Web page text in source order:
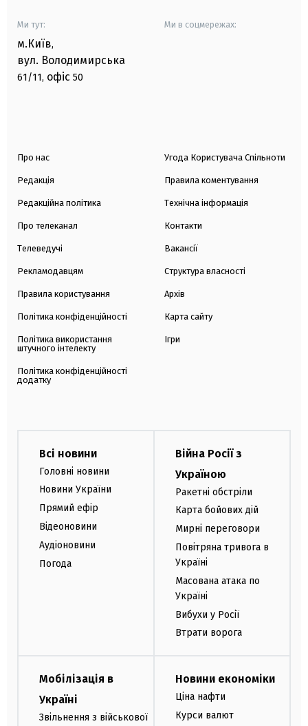
Ми тут:
м.Київ,
вул. Володимирська
61/11, офіс 50
Ми в соцмережах:
Про нас
Редакція
Редакційна політика
Про телеканал
Телеведучі
Рекламодавцям
Правила користування
Політика конфіденційності
Політика використання
штучного інтелекту
Політика конфіденційності
додатку
Угода Користувача Спільноти
Правила коментування
Технічна інформація
Контакти
Вакансії
Структура власності
Архів
Карта сайту
Ігри
Всі новини
Головні новини
Новини України
Прямий ефір
Відеоновини
Аудіоновини
Погода
Війна Росії з
Україною
Ракетні обстріли
Карта бойових дій
Мирні переговори
Повітряна тривога в
Україні
Масована атака по
Україні
Вибухи у Росії
Втрати ворога
Мобілізація в
Україні
Звільнення з військової
Новини економіки
Ціна нафти
Курси валют